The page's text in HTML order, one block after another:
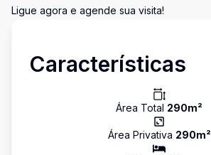
Ligue agora e agende sua visita!
Características
Área Total 290m²
Área Privativa 290m²